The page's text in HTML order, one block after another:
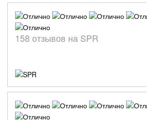
158 отзывов на SPR